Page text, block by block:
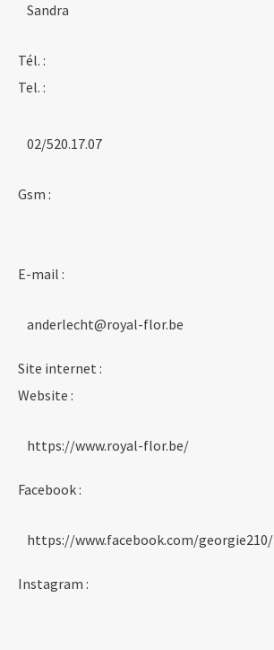
Sandra
Tél. :
Tel. :
02/520.17.07
Gsm :
E-mail :
anderlecht@royal-flor.be
Site internet :
Website :
https://www.royal-flor.be/
Facebook :
https://www.facebook.com/georgie210/
Instagram :